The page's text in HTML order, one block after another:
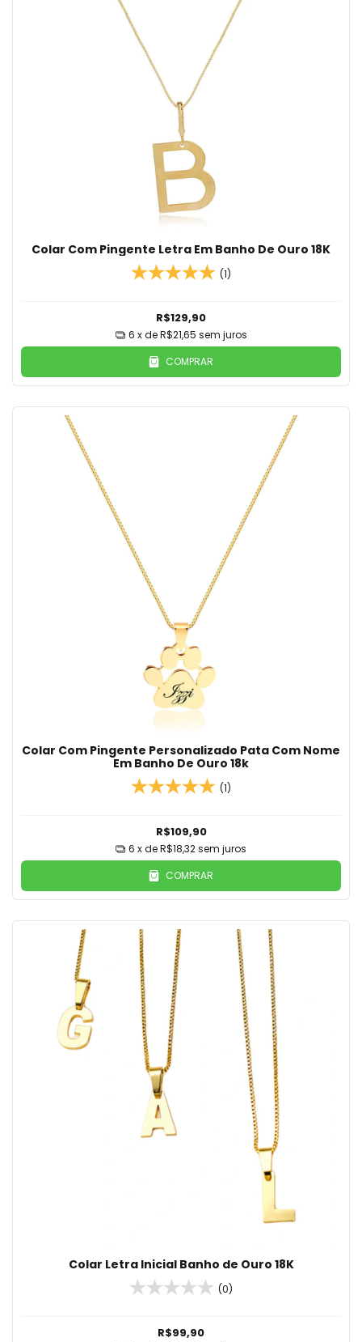
Colar Com Pingente Letra Em Banho De Ouro 18K
(1)
R$129,90
6 x deR$21,65 sem juros
COMPRAR
Colar Com Pingente Personalizado Pata Com Nome
Em Banho De Ouro 18k
(1)
R$109,90
6 x deR$18,32sem juros
COMPRAR
Colar Letra Inicial Banho de Ouro 18K
(0)
R$99,90